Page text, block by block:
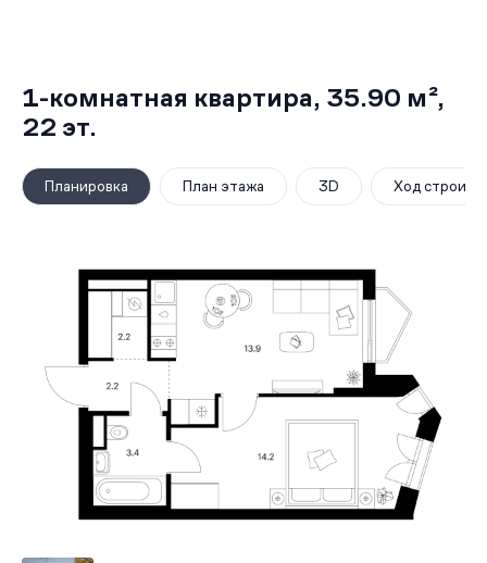
1-комнатная квартира, 35.90 м²,
22 эт.
Планировка План этажа 3D Ход